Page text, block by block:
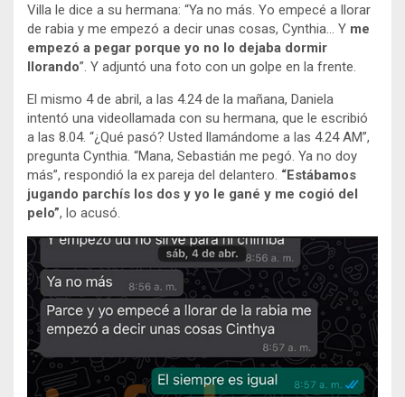
Villa le dice a su hermana: “Ya no más. Yo empecé a llorar
de rabia y me empezó a decir unas cosas, Cynthia… Y me
empezó a pegar porque yo no lo dejaba dormir
llorando”. Y adjuntó una foto con un golpe en la frente.
El mismo 4 de abril, a las 4.24 de la mañana, Daniela
intentó una videollamada con su hermana, que le escribió
a las 8.04. “¿Qué pasó? Usted llamándome a las 4.24 AM”,
pregunta Cynthia. “Mana, Sebastián me pegó. Ya no doy
más”, respondió la ex pareja del delantero. “Estábamos
jugando parchís los dos y yo le gané y me cogió del
pelo”, lo acusó.